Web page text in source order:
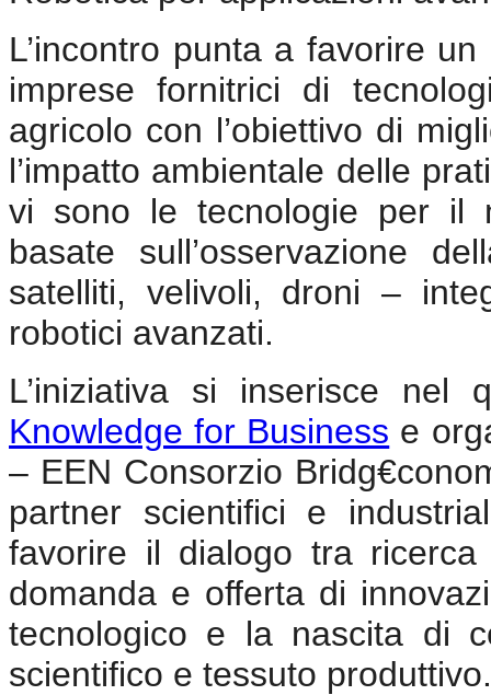
L’incontro punta a favorire
imprese fornitrici di
agricolo con l’obiettivo di
l’impatto ambientale delle
vi sono le tecnologie per il
basate sull’osservazione
satelliti, velivoli, droni –
robotici avanzati.
L’iniziativa si inserisce nel
Knowledge for Business e
– EEN Consorzio
partner scientifici e
favorire il dialogo tra ricerca
domanda e offerta di
tecnologico e la nascita di
scientifico e tessuto produttivo.